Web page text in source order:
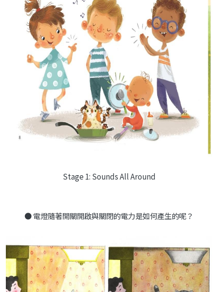
Stage 1: Sounds All Around
● 電燈隨著開關開啟與關閉的電力是如何產生的呢？